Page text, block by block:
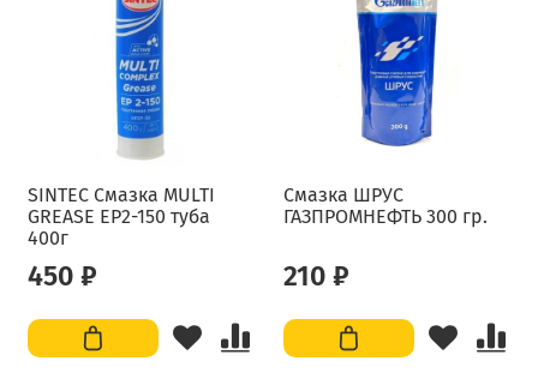
SINTEC Смазка MULTI
GREASE EP2-150 туба
400г
450 ₽
Смазка ШРУС
ГАЗПРОМНЕФТЬ 300 гр.
210 ₽